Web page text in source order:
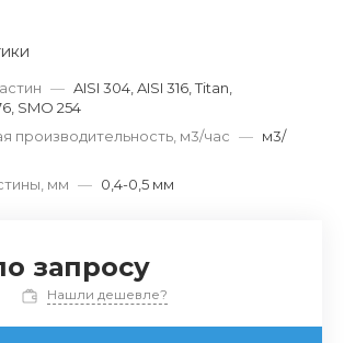
— AISI 304, AISI 316, Titan,
SMO 254
производительность, м3/час — м3/
мм — 0,4-0,5 мм
запросу
Нашли дешевле?